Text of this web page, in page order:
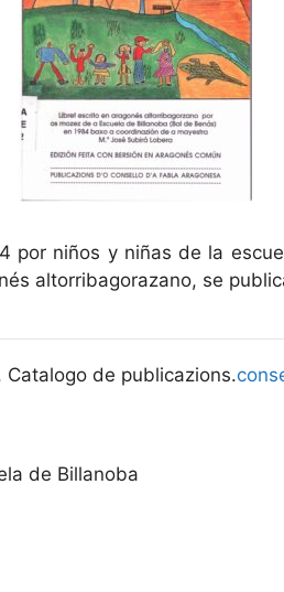
por niños y niñas de la
altorribagorazano, se
Catalogo de publicazions.
de Billanoba